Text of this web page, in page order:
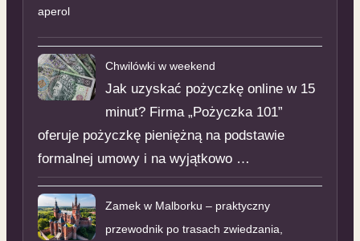
aperol
Chwilówki w weekend
Jak uzyskać pożyczkę online w 15
minut? Firma „Pożyczka 101”
oferuje pożyczkę pieniężną na podstawie
formalnej umowy i na wyjątkowo …
Zamek w Malborku – praktyczny
przewodnik po trasach zwiedzania,